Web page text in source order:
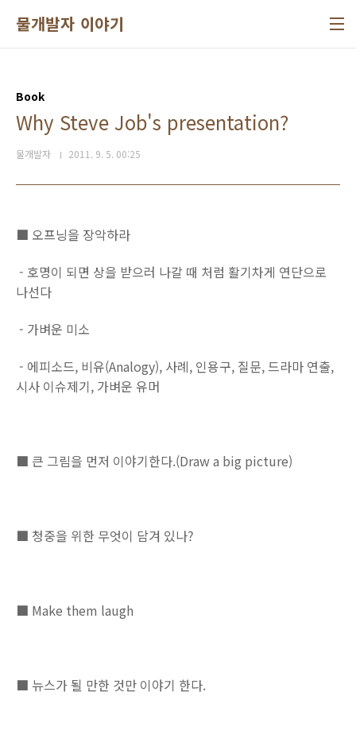
물개발자 이야기
Book
Why Steve Job's presentation?
물개발자 2011. 9. 5. 00:25
■ 오프닝을 장악하라
- 호명이 되면 상을 받으러 나갈 때 처럼 활기차게 연단으로
나선다
- 가벼운 미소
- 에피소드, 비유(Analogy), 사례, 인용구, 질문, 드라마 연출,
시사 이슈제기, 가벼운 유머
■ 큰 그림을 먼저 이야기한다.(Draw a big picture)
■ 청중을 위한 무엇이 담겨 있나?
■ Make them laugh
■ 뉴스가 될 만한 것만 이야기 한다.